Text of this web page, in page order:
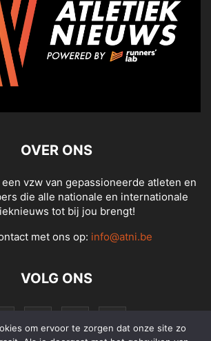
OVER ONS
vzw van gepassioneerde atleten en
die alle nationale en internationale
tot bij jou brengt!
met ons op: info@atni.be
VOLG ONS
om ervoor te zorgen dat onze site zo